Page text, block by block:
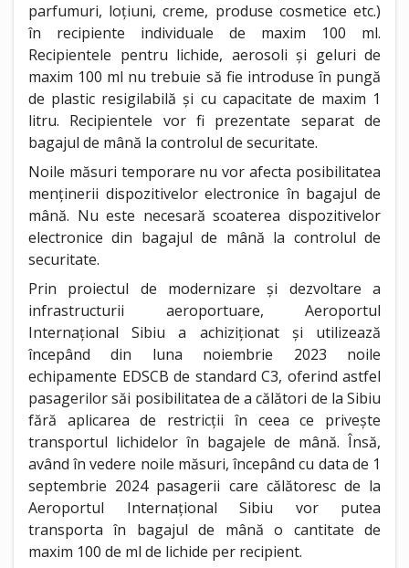
parfumuri, loțiuni, creme, produse cosmetice etc.)
în recipiente individuale de maxim 100 ml.
Recipientele pentru lichide, aerosoli și geluri de
maxim 100 ml nu trebuie să fie introduse în pungă
de plastic resigilabilă și cu capacitate de maxim 1
litru. Recipientele vor fi prezentate separat de
bagajul de mână la controlul de securitate.
Noile măsuri temporare nu vor afecta posibilitatea
menținerii dispozitivelor electronice în bagajul de
mână. Nu este necesară scoaterea dispozitivelor
electronice din bagajul de mână la controlul de
securitate.
Prin proiectul de modernizare și dezvoltare a
infrastructurii aeroportuare, Aeroportul
Internațional Sibiu a achiziționat și utilizează
începând din luna noiembrie 2023 noile
echipamente EDSCB de standard C3, oferind astfel
pasagerilor săi posibilitatea de a călători de la Sibiu
fără aplicarea de restricții în ceea ce privește
transportul lichidelor în bagajele de mână. Însă,
având în vedere noile măsuri, începând cu data de 1
septembrie 2024 pasagerii care călătoresc de la
Aeroportul Internațional Sibiu vor putea
transporta în bagajul de mână o cantitate de
maxim 100 de ml de lichide per recipient.